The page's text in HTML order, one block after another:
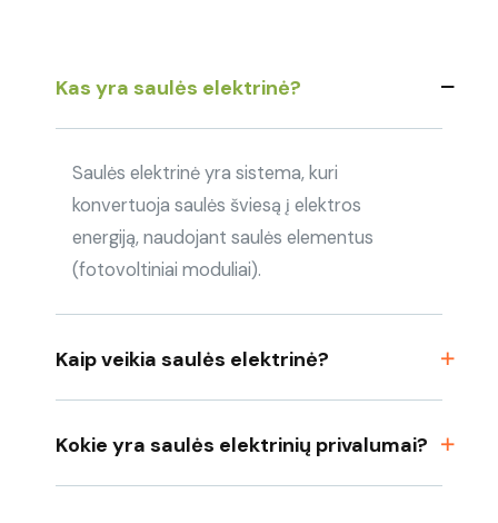
Kas yra saulės elektrinė?
Saulės elektrinė yra sistema, kuri
konvertuoja saulės šviesą į elektros
energiją, naudojant saulės elementus
(fotovoltiniai moduliai).
Kaip veikia saulės elektrinė?
Kokie yra saulės elektrinių privalumai?